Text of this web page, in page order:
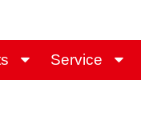
Service